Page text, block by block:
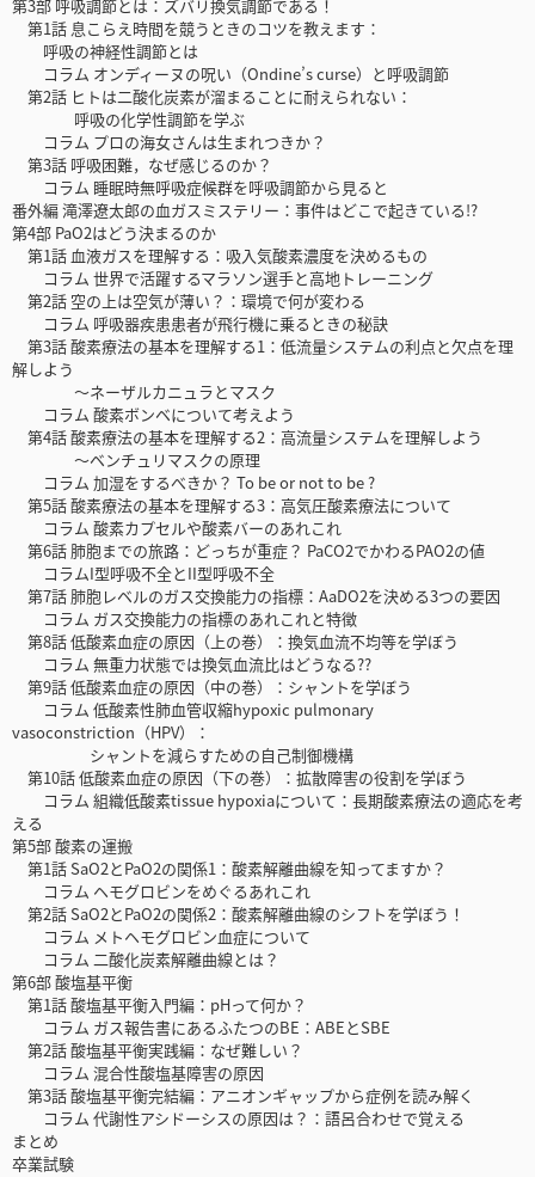
第3部 呼吸調節とは：ズバリ換気調節である！
第1話 息こらえ時間を競うときのコツを教えます：
呼吸の神経性調節とは
コラム オンディーヌの呪い（Ondine’s curse）と呼吸調節
第2話 ヒトは二酸化炭素が溜まることに耐えられない：
呼吸の化学性調節を学ぶ
コラム プロの海女さんは生まれつきか？
第3話 呼吸困難，なぜ感じるのか？
コラム 睡眠時無呼吸症候群を呼吸調節から見ると
番外編 滝澤遼太郎の血ガスミステリー：事件はどこで起きている!?
第4部 PaO2はどう決まるのか
第1話 血液ガスを理解する：吸入気酸素濃度を決めるもの
コラム 世界で活躍するマラソン選手と高地トレーニング
第2話 空の上は空気が薄い？：環境で何が変わる
コラム 呼吸器疾患患者が飛行機に乗るときの秘訣
第3話 酸素療法の基本を理解する1：低流量システムの利点と欠点を理
解しよう
～ネーザルカニュラとマスク
コラム 酸素ボンベについて考えよう
第4話 酸素療法の基本を理解する2：高流量システムを理解しよう
～ベンチュリマスクの原理
コラム 加湿をするべきか？ To be or not to be ?
第5話 酸素療法の基本を理解する3：高気圧酸素療法について
コラム 酸素カプセルや酸素バーのあれこれ
第6話 肺胞までの旅路：どっちが重症？ PaCO2でかわるPAO2の値
コラムI型呼吸不全とII型呼吸不全
第7話 肺胞レベルのガス交換能力の指標：AaDO2を決める3つの要因
コラム ガス交換能力の指標のあれこれと特徴
第8話 低酸素血症の原因（上の巻）：換気血流不均等を学ぼう
コラム 無重力状態では換気血流比はどうなる??
第9話 低酸素血症の原因（中の巻）：シャントを学ぼう
コラム 低酸素性肺血管収縮hypoxic pulmonary
vasoconstriction（HPV）：
シャントを減らすための自己制御機構
第10話 低酸素血症の原因（下の巻）：拡散障害の役割を学ぼう
コラム 組織低酸素tissue hypoxiaについて：長期酸素療法の適応を考
える
第5部 酸素の運搬
第1話 SaO2とPaO2の関係1：酸素解離曲線を知ってますか？
コラム ヘモグロビンをめぐるあれこれ
第2話 SaO2とPaO2の関係2：酸素解離曲線のシフトを学ぼう！
コラム メトヘモグロビン血症について
コラム 二酸化炭素解離曲線とは？
第6部 酸塩基平衡
第1話 酸塩基平衡入門編：pHって何か？
コラム ガス報告書にあるふたつのBE：ABEとSBE
第2話 酸塩基平衡実践編：なぜ難しい？
コラム 混合性酸塩基障害の原因
第3話 酸塩基平衡完結編：アニオンギャップから症例を読み解く
コラム 代謝性アシドーシスの原因は？：語呂合わせで覚える
まとめ
卒業試験